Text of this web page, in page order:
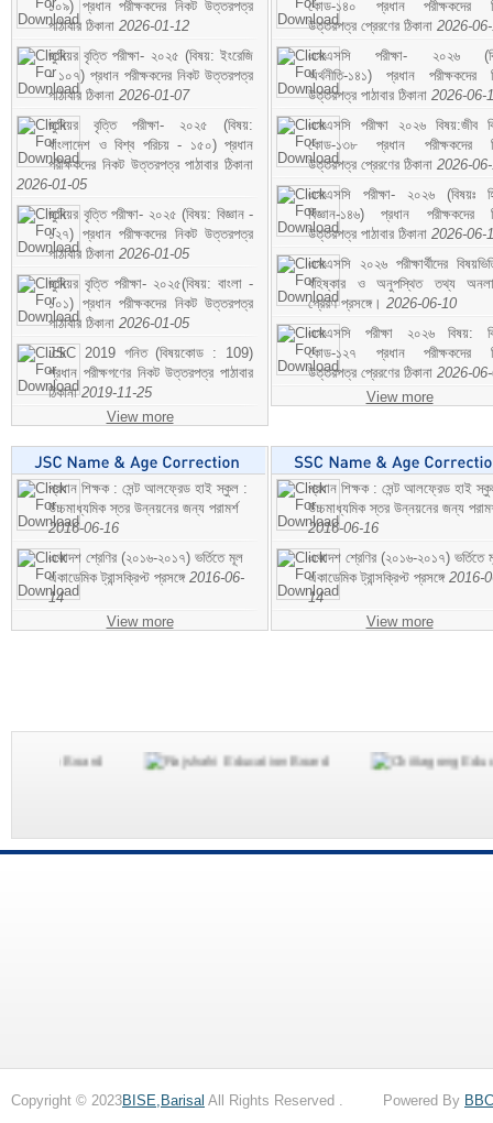
১০৯) প্রধান পরীক্ষকদের নিকট উত্তরপত্র
পাঠাবার ঠিকানা 2026-01-12
জুনিয়র বৃত্তি পরীক্ষা- ২০২৫ (বিষয়: ইংরেজি
- ১০৭) প্রধান পরীক্ষকদের নিকট উত্তরপত্র
পাঠাবার ঠিকানা 2026-01-07
জুনিয়র বৃত্তি পরীক্ষা- ২০২৫ (বিষয়:
বাংলাদেশ ও বিশ্ব পরিচয় - ১৫০) প্রধান
পরীক্ষকদের নিকট উত্তরপত্র পাঠাবার ঠিকানা
2026-01-05
জুনিয়র বৃত্তি পরীক্ষা- ২০২৫ (বিষয়: বিজ্ঞান -
১২৭) প্রধান পরীক্ষকদের নিকট উত্তরপত্র
পাঠাবার ঠিকানা 2026-01-05
জুনিয়র বৃত্তি পরীক্ষা- ২০২৫(বিষয়: বাংলা -
১০১) প্রধান পরীক্ষকদের নিকট উত্তরপত্র
পাঠাবার ঠিকানা 2026-01-05
JSC 2019 গনিত (বিষয়কোড : 109)
প্রধান পরীক্ষগণের নিকট উত্তরপত্র পাঠাবার
ঠিকানা2019-11-25
View more
কোড-১৪০ প্রধান পরীক্ষকদের
উত্তরপত্র প্রেরণের ঠিকানা 2026-
এসএসসি পরীক্ষা- ২০২৬
অর্থনীতি-১৪১) প্রধান পরীক্ষকদের
উত্তরপত্র পাঠাবার ঠিকানা 2026-06-
এসএসসি পরীক্ষা ২০২৬ বিষয়:জীব
কোড-১৩৮ প্রধান পরীক্ষকদের
উত্তরপত্র প্রেরণের ঠিকানা 2026-
এসএসসি পরীক্ষা- ২০২৬ (বিষয়ঃ
বিজ্ঞান-১৪৬) প্রধান পরীক্ষকদের
উত্তরপত্র পাঠাবার ঠিকানা 2026-06-
এসএসসি ২০২৬ পরীক্ষার্থীদের
বহিষ্কার ও অনুপস্থিত তথ্য
প্রেরণ প্রসঙ্গে। 2026-06-10
এসএসসি পরীক্ষা ২০২৬ বিষয়:
কোড-১২৭ প্রধান পরীক্ষকদের
উত্তরপত্র প্রেরণের ঠিকানা 2026-
View more
প্রধান শিক্ষক : সেন্ট আলফ্রেড হাই স্কুল :
উচ্চমাধ্যমিক স্তর উন্নয়নের জন্য পরামর্শ
2016-06-16
একাদশ শ্রেণির (২০১৬-২০১৭) ভর্তিতে মূল
একাডেমিক ট্রান্সক্রিপ্ট প্রসঙ্গে 2016-06-
14
View more
প্রধান শিক্ষক : সেন্ট আলফ্রেড হাই
উচ্চমাধ্যমিক স্তর উন্নয়নের জন্য
2016-06-16
একাদশ শ্রেণির (২০১৬-২০১৭) ভর্তিতে
একাডেমিক ট্রান্সক্রিপ্ট প্রসঙ্গে 2016-
14
View more
Copyright © 2023BISE,Barisal All Rights Reserved . Powered By